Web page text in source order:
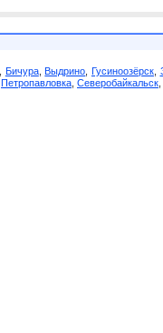
Бичура,Выдрино Гусиноозёрск,
Петропавловка Северобайкальск